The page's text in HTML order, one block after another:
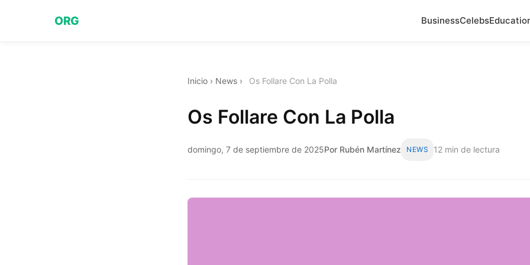
ORG BusinessCelebs
Inicio › News › Os Follare Con La Polla
Os Follare Con La Polla
domingo, 7 de septiembre de 2025Por Rubén Martínez NEWS 12 min de lectura